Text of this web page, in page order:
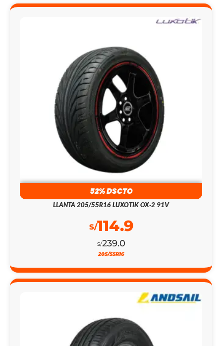
52% DSCTO
LLANTA 205/55R16 LUXOTIK OX-2 91V
S/239.0
S/114.9
205/55R16